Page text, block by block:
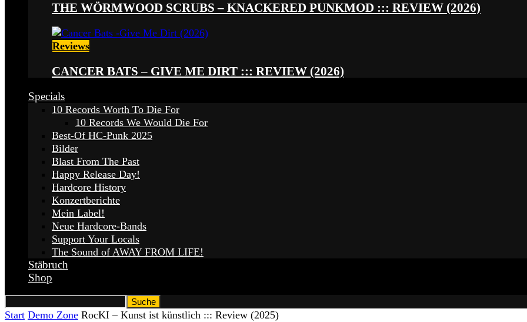
THE WÖRMWOOD SCRUBS – KNACKERED PUNKMOD ::: REVIEW (2026)
Reviews
CANCER BATS – GIVE ME DIRT ::: REVIEW (2026)
Specials
10 Records Worth To Die For
10 Records We Would Die For
Best-Of HC-Punk 2025
Bilder
Blast From The Past
Happy Release Day!
Hardcore History
Konzertberichte
Mein Label!
Neue Hardcore-Bands
Support Your Locals
The Sound of AWAY FROM LIFE!
Stäbruch
Shop
Start Demo Zone RocKI – Kunst ist künstlich ::: Review (2025)